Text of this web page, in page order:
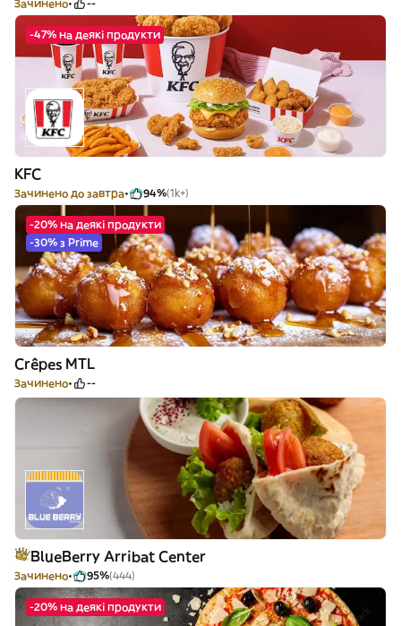
Зачинено --
-47% на деякі продукти
KFC
Зачинено до завтра 94%(1k+)
-20% на деякі продукти
-30% з Prime
Crêpes MTL
Зачинено --
BlueBerry Arribat Center
Зачинено 95%(444)
-20% на деякі продукти